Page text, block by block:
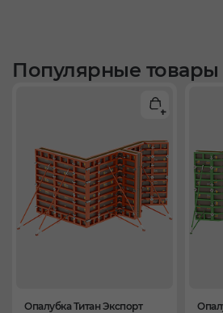
Популярные товары
Опалубка Титан Экспорт